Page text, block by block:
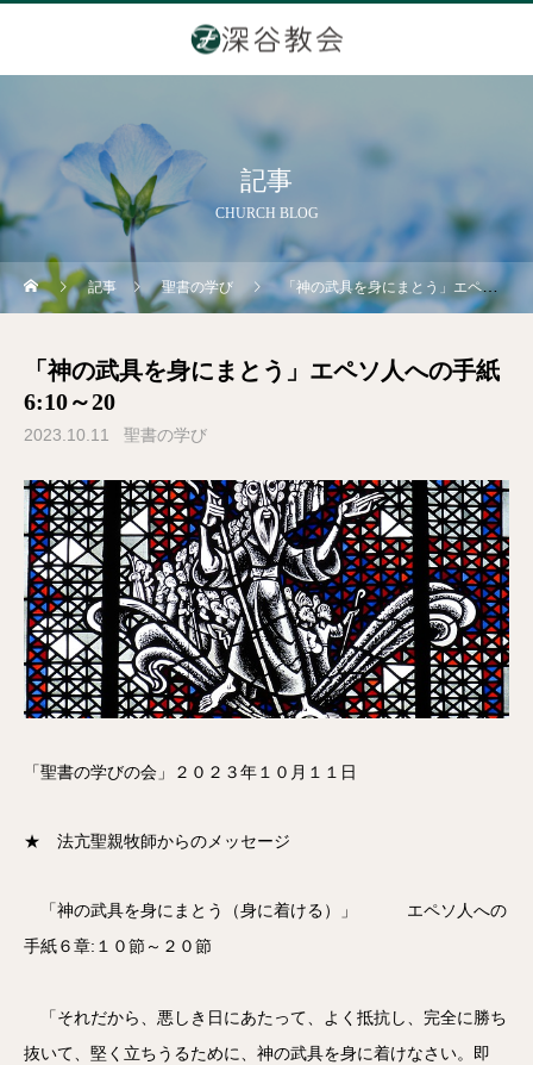
記事
CHURCH BLOG
記事 聖書の学び 「神の武具を身にまとう」エペソ人への手紙6:10～20
「神の武具を身にまとう」エペソ人への手紙
6:10～20
2023.10.11 聖書の学び
「聖書の学びの会」２０２３年１０月１１日
★ 法亢聖親牧師からのメッセージ
「神の武具を身にまとう（身に着ける）」 エペソ人への
手紙６章:１０節～２０節
「それだから、悪しき日にあたって、よく抵抗し、完全に勝ち
抜いて、堅く立ちうるために、神の武具を身に着けなさい。即